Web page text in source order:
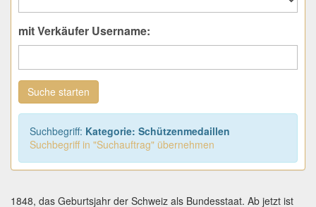
mit Verkäufer Username:
Suche starten
Suchbegriff: Kategorie: Schützenmedaillen
Suchbegriff in "Suchauftrag" übernehmen
1848, das Geburtsjahr der Schweiz als Bundesstaat. Ab jetzt ist